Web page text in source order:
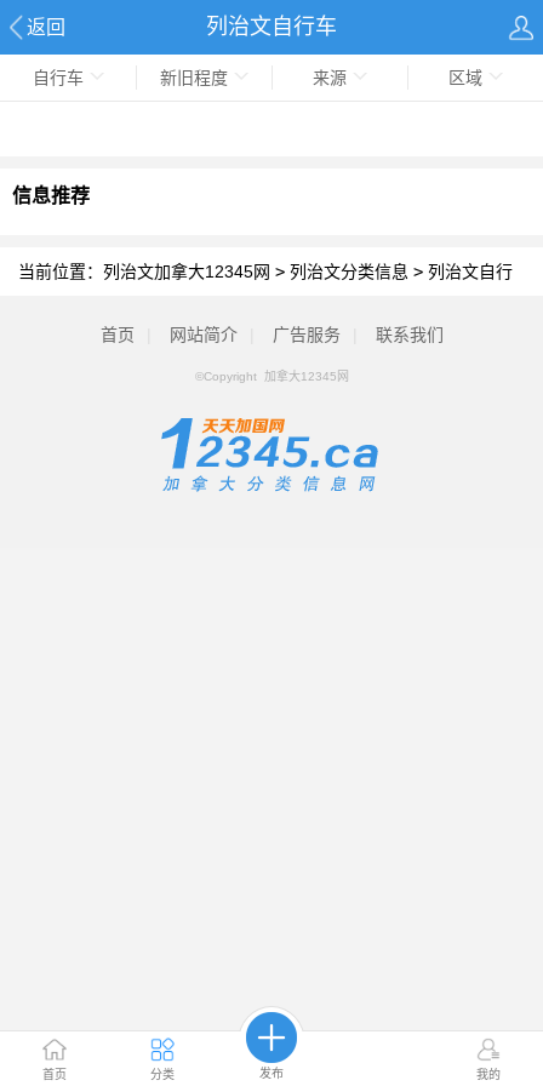
返回 列治文自行车
首页 分类 发布 我的
自行车 新旧程度 来源 区域
信息推荐
当前位置： 列治文加拿大12345网 > 列治文分类信息 > 列治文自行
首页 网站简介 广告服务 联系我们
©Copyright 加拿大12345网